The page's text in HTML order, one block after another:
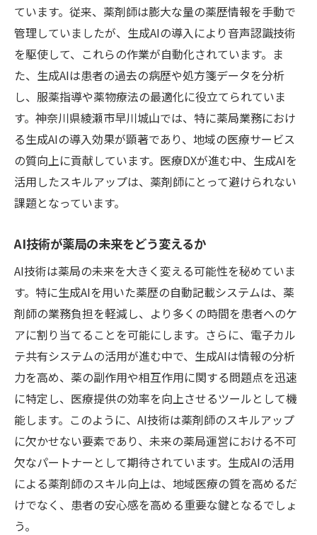
ています。従来、薬剤師は膨大な量の薬歴情報を手動で
管理していましたが、生成AIの導入により音声認識技術
を駆使して、これらの作業が自動化されています。ま
た、生成AIは患者の過去の病歴や処方箋データを分析
し、服薬指導や薬物療法の最適化に役立てられていま
す。神奈川県綾瀬市早川城山では、特に薬局業務におけ
る生成AIの導入効果が顕著であり、地域の医療サービス
の質向上に貢献しています。医療DXが進む中、生成AIを
活用したスキルアップは、薬剤師にとって避けられない
課題となっています。
AI技術が薬局の未来をどう変えるか
AI技術は薬局の未来を大きく変える可能性を秘めていま
す。特に生成AIを用いた薬歴の自動記載システムは、薬
剤師の業務負担を軽減し、より多くの時間を患者へのケ
アに割り当てることを可能にします。さらに、電子カル
テ共有システムの活用が進む中で、生成AIは情報の分析
力を高め、薬の副作用や相互作用に関する問題点を迅速
に特定し、医療提供の効率を向上させるツールとして機
能します。このように、AI技術は薬剤師のスキルアップ
に欠かせない要素であり、未来の薬局運営における不可
欠なパートナーとして期待されています。生成AIの活用
による薬剤師のスキル向上は、地域医療の質を高めるだ
けでなく、患者の安心感を高める重要な鍵となるでしょ
う。